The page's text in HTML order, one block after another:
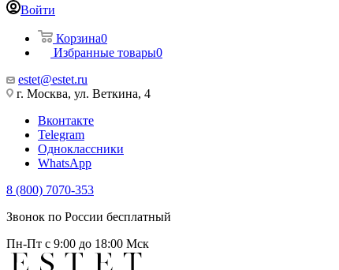
Войти
Корзина0
Избранные товары0
estet@estet.ru
г. Москва, ул. Веткина, 4
Вконтакте
Telegram
Одноклассники
WhatsApp
8 (800) 7070-353
Звонок по России бесплатный
Пн-Пт с 9:00 до 18:00 Мск